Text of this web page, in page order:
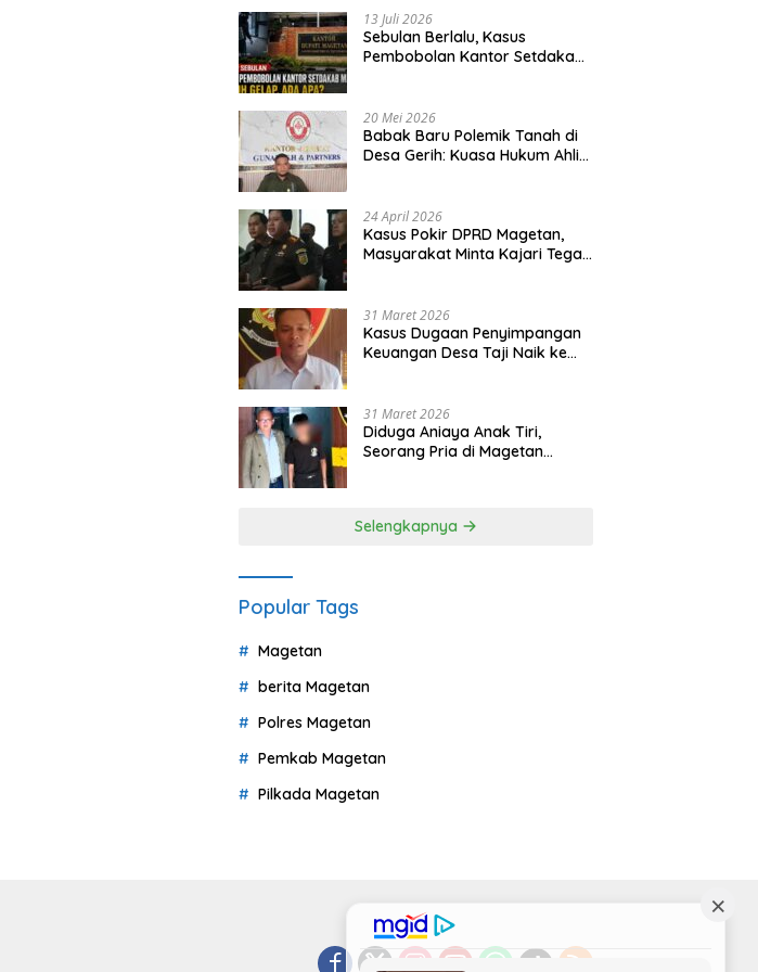
13 Juli 2026
Sebulan Berlalu, Kasus
Pembobolan Kantor Setdakab
20 Mei 2026
Babak Baru Polemik Tanah di
Desa Gerih: Kuasa Hukum Ahli
24 April 2026
Kasus Pokir DPRD Magetan,
Masyarakat Minta Kajari Tegak
31 Maret 2026
Kasus Dugaan Penyimpangan
Keuangan Desa Taji Naik ke
31 Maret 2026
Diduga Aniaya Anak Tiri,
Seorang Pria di Magetan
Selengkapnya
Popular Tags
Magetan
berita Magetan
Polres Magetan
Pemkab Magetan
Pilkada Magetan